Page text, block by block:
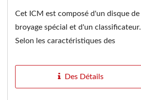
Cet ICM est composé d'un disque de
broyage spécial et d'un classificateur.
Selon les caractéristiques des
solution...
Des Détails